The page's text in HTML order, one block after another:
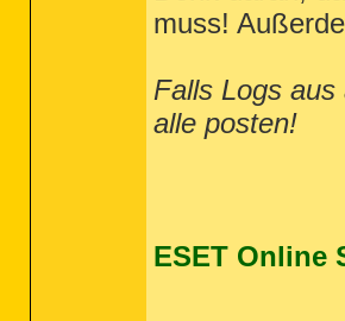
muss!
Falls Logs
alle posten!
ESET Online